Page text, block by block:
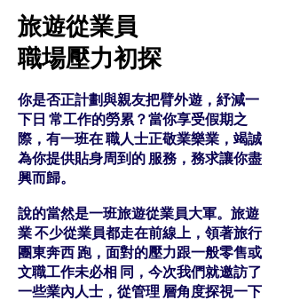
旅遊從業員
職場壓力初探
你是否正計劃與親友把臂外遊，紓減一
下日 常工作的勞累？當你享受假期之
際，有一班在 職人士正敬業樂業，竭誠
為你提供貼身周到的 服務，務求讓你盡
興而歸。
說的當然是一班旅遊從業員大軍。旅遊
業 不少從業員都走在前線上，領著旅行
團東奔西 跑，面對的壓力跟一般零售或
文職工作未必相 同，今次我們就邀訪了
一些業內人士，從管理 層角度探視一下